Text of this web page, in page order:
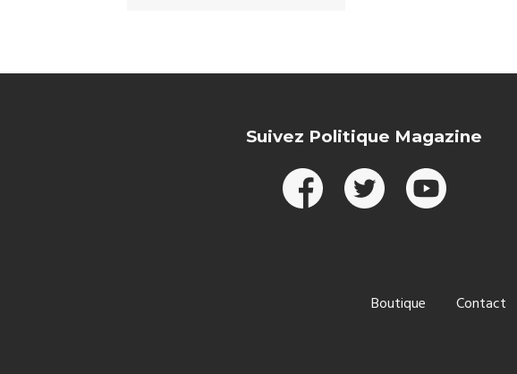
Suivez Politique Magazine
Boutique Contact